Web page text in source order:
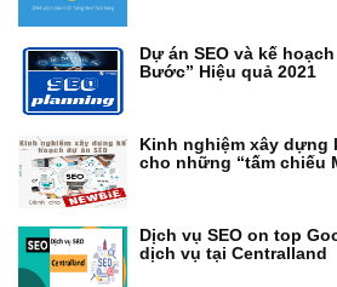
Dự án SEO và kế
Bước” Hiệu quả 2021
Kinh nghiệm xây dựng
cho những “tấm chiếu
Dịch vụ SEO on top
dịch vụ tại Centralland